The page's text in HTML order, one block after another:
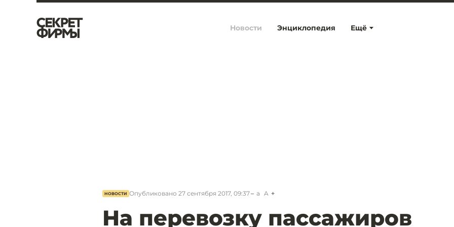
Ещё
Новости Энциклопедия
НОВОСТИ Опубликовано 27 сентября 2017, 09:37 a A
На перевозку пассажиров